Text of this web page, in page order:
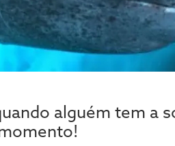
alguém tem a